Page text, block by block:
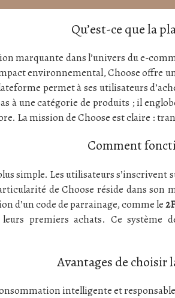
Qu’est-ce que la
marquante dans l’univers du e-
environnemental, Choose
permet à ses utilisateurs
à une catégorie de produits ; il
La mission de Choose est claire :
Comment
simple. Les utilisateurs
de Choose réside dans son
d’un code de parrainage, comme le
premiers achats. Ce système
Avantages de choisir
intelligente et